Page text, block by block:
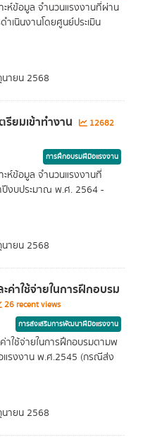
ห์ข้อมูล จำนวนแรงงานที่ผ่าน
เนินงานโดยศูนย์ประเมิน
ายน 2568
รียมเข้าทำงาน
12682
การฝึกอบรมฝีมือแรงงาน
ห์ข้อมูล จำนวนแรงงานที่
ปีงบประมาณ พ.ศ. 2564 -
ายน 2568
าใช้จ่ายในการฝึกอบรม
26 recent views
การส่งเสริมการพัฒนาฝีมือแรงงาน
ใช้จ่ายในการฝึกอบรมตามพ
รงงาน พ.ศ.2545 (กรณีส่ง
ายน 2568